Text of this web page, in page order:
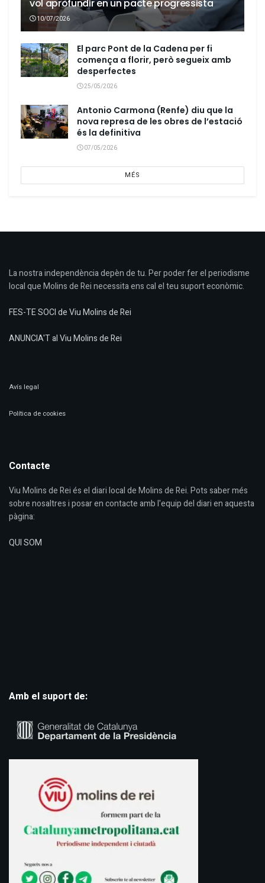
vol aprofundir en un pacte progressista
10/07/2026
El parc Pont de la Cadena per fi
comença a florir, però segueix amb
desperfectes
25/05/2026
Antonio Carmona (Renfe) diu que la
nova represa de les obres de l’estació
és la definitiva
07/05/2026
MÉS
La nostra independència depèn de tu. Per poder fer el periodisme
local que Molins de Rei necessita ens cal el teu suport econòmic.
FES-TE SOCI de Viu Molins de Rei
ANUNCIA'T al Viu Molins de Rei
Avís legal
Política de cookies
Contacte
Viu Molins de Rei és el diari local de Molins de Rei. Pots saber més
sobre nosaltres i posar en contacte amb l'equip del diari en aquesta
pàgina:
QUI SOM
Amb el suport de: